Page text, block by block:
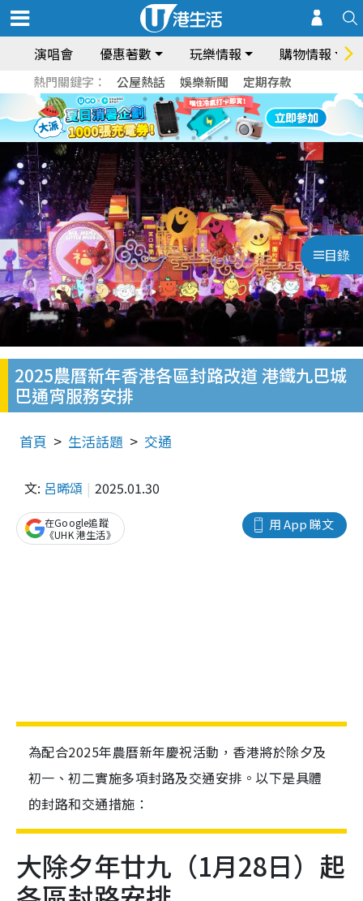
演唱會 優惠著數 玩樂情報 購物情報
熱門關鍵字： 公屋熱話 娛樂新聞 定期存款
目錄
2025農曆新年香港各區封路改道 港鐵九巴城
巴通宵服務安排
首頁 生活話題 交通
文: 呂晞頌 2025.01.30
用 App 睇文
在Google追蹤
《UHK 港生活》
為配合2025年農曆新年慶祝活動，香港將於除夕及
初一、初二實施多項封路及交通安排。以下是具體
的封路和交通措施：
大除夕年廿九（1月28日）起